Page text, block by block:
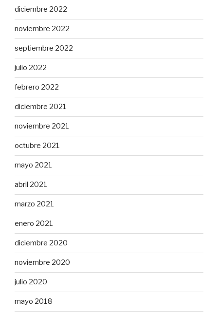
diciembre 2022
noviembre 2022
septiembre 2022
julio 2022
febrero 2022
diciembre 2021
noviembre 2021
octubre 2021
mayo 2021
abril 2021
marzo 2021
enero 2021
diciembre 2020
noviembre 2020
julio 2020
mayo 2018